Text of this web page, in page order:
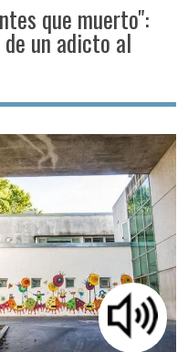
que muerto":
un adicto al